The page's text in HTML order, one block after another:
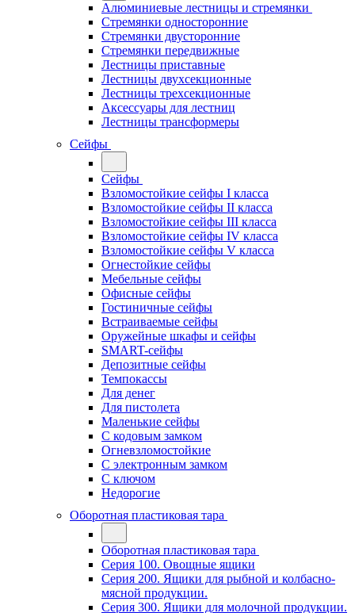
Алюминиевые лестницы и стремянки
Стремянки односторонние
Стремянки двусторонние
Стремянки передвижные
Лестницы приставные
Лестницы двухсекционные
Лестницы трехсекционные
Аксессуары для лестниц
Лестницы трансформеры
Сейфы
Сейфы
Взломостойкие сейфы I класса
Взломостойкие сейфы II класса
Взломостойкие сейфы III класса
Взломостойкие сейфы IV класса
Взломостойкие сейфы V класса
Огнестойкие сейфы
Мебельные сейфы
Офисные сейфы
Гостиничные сейфы
Встраиваемые сейфы
Оружейные шкафы и сейфы
SMART-сейфы
Депозитные сейфы
Темпокассы
Для денег
Для пистолета
Маленькие сейфы
С кодовым замком
Огневзломостойкие
С электронным замком
С ключом
Недорогие
Оборотная пластиковая тара
Оборотная пластиковая тара
Серия 100. Овощные ящики
Серия 200. Ящики для рыбной и колбасно-
мясной продукции.
Серия 300. Ящики для молочной продукции.